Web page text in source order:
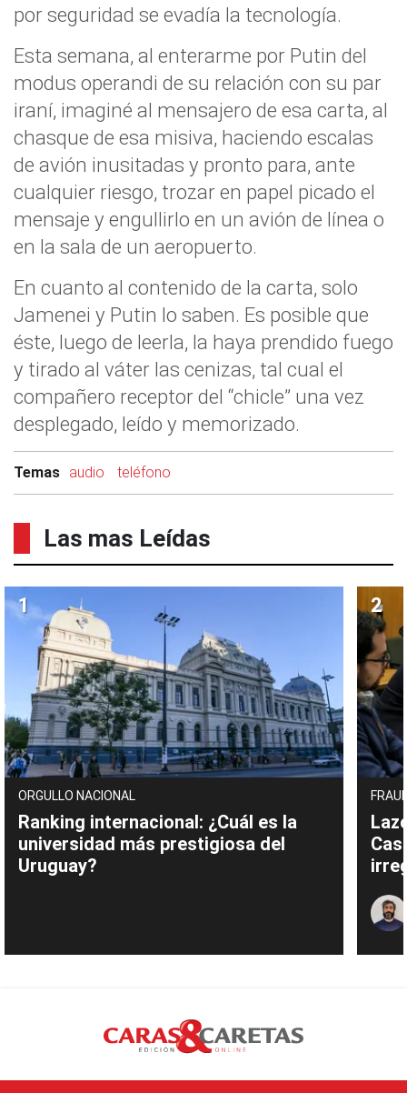
por seguridad se evadía la tecnología.
Esta semana, al enterarme por Putin del
modus operandi de su relación con su par
iraní, imaginé al mensajero de esa carta, al
chasque de esa misiva, haciendo escalas
de avión inusitadas y pronto para, ante
cualquier riesgo, trozar en papel picado el
mensaje y engullirlo en un avión de línea o
en la sala de un aeropuerto.
En cuanto al contenido de la carta, solo
Jamenei y Putin lo saben. Es posible que
éste, luego de leerla, la haya prendido fuego
y tirado al váter las cenizas, tal cual el
compañero receptor del “chicle” una vez
desplegado, leído y memorizado.
Temas audio teléfono
Las mas Leídas
ORGULLO NACIONAL
Ranking internacional: ¿Cuál es la
universidad más prestigiosa del
Uruguay?